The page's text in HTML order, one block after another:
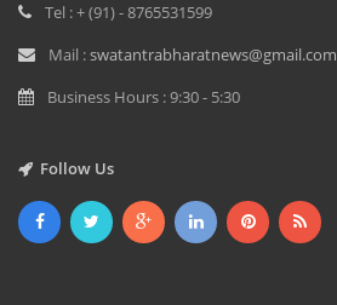
Tel : + (91) - 8765531599
Mail :swatantrabharatnews@gmail.com
Business Hours : 9:30 - 5:30
Follow Us